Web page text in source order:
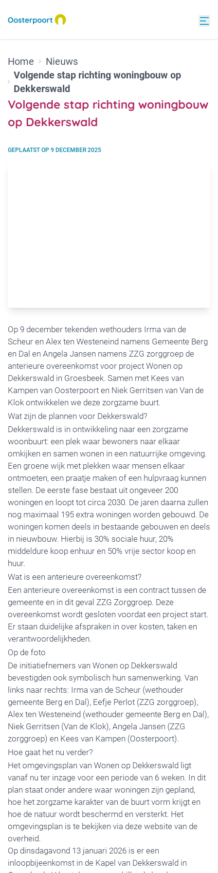
Home
Nieuws
Volgende stap richting woningbouw op
Dekkerswald
Volgende stap richting woningbouw
op Dekkerswald
GEPLAATST OP 9 DECEMBER 2025
Op 9 december tekenden wethouders Irma van de
Scheur en Alex ten Westeneind namens Gemeente Berg
en Dal en Angela Jansen namens ZZG zorggroep de
anterieure overeenkomst voor project Wonen op
Dekkerswald in Groesbeek. Samen met Kees van
Kampen van Oosterpoort en Niek Gerritsen van Van de
Klok ontwikkelen we deze zorgzame buurt.
Wat zijn de plannen voor Dekkerswald?
Dekkerswald is in ontwikkeling naar een zorgzame
woonbuurt: een plek waar bewoners naar elkaar
omkijken en samen wonen in een natuurrijke omgeving.
Een groene wijk met plekken waar mensen elkaar
ontmoeten, een praatje maken of een hulpvraag kunnen
stellen. De eerste fase bestaat uit ongeveer 200
woningen en loopt tot circa 2030. De jaren daarna zullen
nog maximaal 195 extra woningen worden gebouwd. De
woningen komen deels in bestaande gebouwen en deels
in nieuwbouw. Hierbij is 30% sociale huur, 20%
middeldure koop enhuur en 50% vrije sector koop en
huur.
Wat is een anterieure overeenkomst?
Een anterieure overeenkomst is een contract tussen de
gemeente en in dit geval ZZG Zorggroep. Deze
overeenkomst wordt gesloten voordat een project start.
Er staan duidelijke afspraken in over kosten, taken en
verantwoordelijkheden.
Op de foto
De initiatiefnemers van Wonen op Dekkerswald
bevestigden ook symbolisch hun samenwerking. Van
links naar rechts: Irma van de Scheur (wethouder
gemeente Berg en Dal), Eefje Perlot (ZZG zorggroep),
Alex ten Westeneind (wethouder gemeente Berg en Dal),
Niek Gerritsen (Van de Klok), Angela Jansen (ZZG
zorggroep) en Kees van Kampen (Oosterpoort).
Hoe gaat het nu verder?
Het omgevingsplan van Wonen op Dekkerswald ligt
vanaf nu ter inzage voor een periode van 6 weken. In dit
plan staat onder andere waar woningen zijn gepland,
hoe het zorgzame karakter van de buurt vorm krijgt en
hoe de natuur wordt beschermd en versterkt. Het
omgevingsplan is te bekijken via deze website van de
overheid.
Op dinsdagavond 13 januari 2026 is er een
inloopbijeenkomst in de Kapel van Dekkerswald in